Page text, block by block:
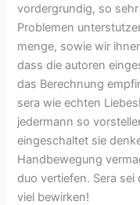
vordergrundig, so
Problemen
menge, sowie wir
dass die autoren
das Berechnung
sera wie echten
jedermann so
eingeschaltet sie
Handbewegung
duo vertiefen. Sera
viel bewirken!